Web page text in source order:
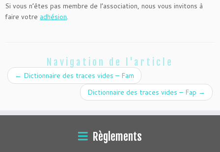
Si vous n’êtes pas membre de l’association, nous vous invitons à
faire votre adhésion.
Navigation de l'article
← Dictionnaire des traces vides – Fam
Dictionnaire des traces vides – Fap →
Règlements